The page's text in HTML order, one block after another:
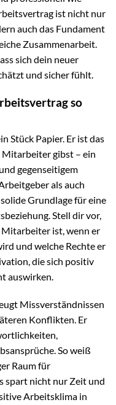
ist nicht nur
auch das Fundament
Zusammenarbeit.
sich dein neuer
und sicher fühlt.
so
Stück Papier. Er ist das
Mitarbeiter gibst – ein
gegenseitigem
als auch
Grundlage für eine
Stell dir vor,
ist, wenn er
und welche Rechte er
die sich positiv
auswirken.
Missverständnissen
Konflikten. Er
So weiß
Raum für
spart nicht nur Zeit und
Arbeitsklima in